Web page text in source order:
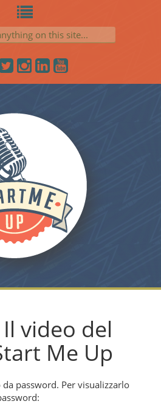
video del
Me Up
password. Per visualizzarlo